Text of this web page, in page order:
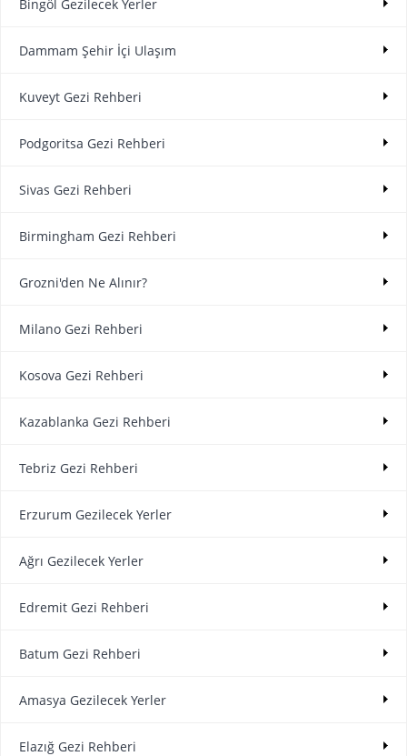
Bingöl Gezilecek Yerler
Dammam Şehir İçi Ulaşım
Kuveyt Gezi Rehberi
Podgoritsa Gezi Rehberi
Sivas Gezi Rehberi
Birmingham Gezi Rehberi
Grozni'den Ne Alınır?
Milano Gezi Rehberi
Kosova Gezi Rehberi
Kazablanka Gezi Rehberi
Tebriz Gezi Rehberi
Erzurum Gezilecek Yerler
Ağrı Gezilecek Yerler
Edremit Gezi Rehberi
Batum Gezi Rehberi
Amasya Gezilecek Yerler
Elazığ Gezi Rehberi